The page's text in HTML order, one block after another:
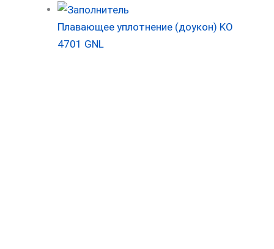
Плавающее уплотнение (доукон) KO
4701 GNL